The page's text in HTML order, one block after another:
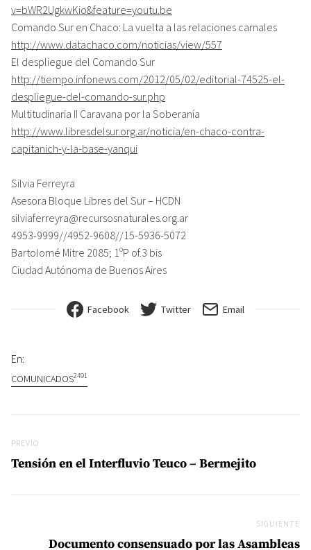
v=bWR2UgkwKio&feature=youtu.be
Comando Sur en Chaco: La vuelta a las relaciones carnales
http://www.datachaco.com/noticias/view/557
El despliegue del Comando Sur
http://tiempo.infonews.com/2012/05/02/editorial-74525-el-
despliegue-del-comando-sur.php
Multitudinaria II Caravana por la Soberanía
http://www.libresdelsur.org.ar/noticia/en-chaco-contra-
capitanich-y-la-base-yanqui
Silvia Ferreyra
Asesora Bloque Libres del Sur – HCDN
silviaferreyra@recursosnaturales.org.ar
4953-9999//4952-9608//15-5936-5072
Bartolomé Mitre 2085; 1ºP of.3 bis
Ciudad Autónoma de Buenos Aires
Facebook Twitter Email
En:
COMUNICADOS2491
Previo
PREVIO
Tensión en el Interfluvio Teuco – Bermejito
SIGUIENTE
Documento consensuado por las Asambleas